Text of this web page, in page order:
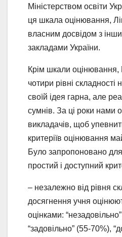
Міністерством освіти
ця шкала оцінювання,
власним досвідом з
закладами України.
Крім шкали оцінювання,
чотири рівні складності
своїй ідея гарна, але
сумнів. За ці роки нами
викладачів, щоб
критеріїв оцінювання
Було запропоновано для
простий і доступний
– незалежно від рівня
досягнення учня
оцінками:
“задовільно” (55-70%),